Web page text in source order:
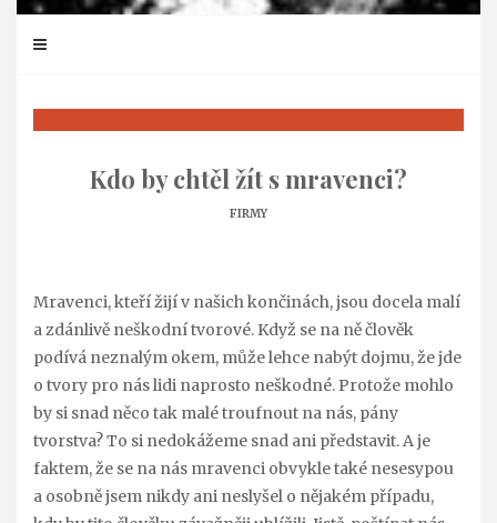
Kdo by chtěl žít s mravenci?
FIRMY
Mravenci, kteří žijí v našich končinách, jsou docela malí
a zdánlivě neškodní tvorové. Když se na ně člověk
podívá neznalým okem, může lehce nabýt dojmu, že jde
o tvory pro nás lidi naprosto neškodné. Protože mohlo
by si snad něco tak malé troufnout na nás, pány
tvorstva? To si nedokážeme snad ani představit. A je
faktem, že se na nás mravenci obvykle také nesesypou
a osobně jsem nikdy ani neslyšel o nějakém případu,